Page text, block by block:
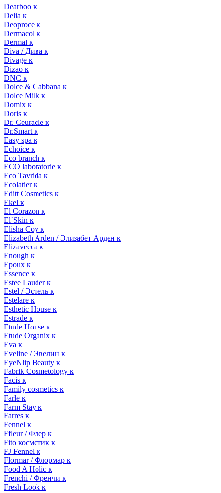
Dearboo к
Delia к
Deoproce к
Dermacol к
Dermal к
Diva / Дива к
Divage к
Dizao к
DNC к
Dolce & Gabbana к
Dolce Milk к
Domix к
Doris к
Dr. Ceuracle к
Dr.Smart к
Easy spa к
Echoice к
Eco branch к
ECO laboratorie к
Eco Tavrida к
Ecolatier к
Editt Cosmetics к
Ekel к
El Corazon к
El`Skin к
Elisha Coy к
Elizabeth Arden / Элизабет Арден к
Elizavecca к
Enough к
Epoux к
Essence к
Estee Lauder к
Estel / Эстель к
Estelare к
Esthetic House к
Estrade к
Etude House к
Etude Organix к
Eva к
Eveline / Эвелин к
EyeNlip Beauty к
Fabrik Cosmetology к
Facis к
Family cosmetics к
Farle к
Farm Stay к
Farres к
Fennel к
Ffleur / Флер к
Fito косметик к
FJ Fennel к
Flormar / Флормар к
Food A Holic к
Frenchi / Френчи к
Fresh Look к